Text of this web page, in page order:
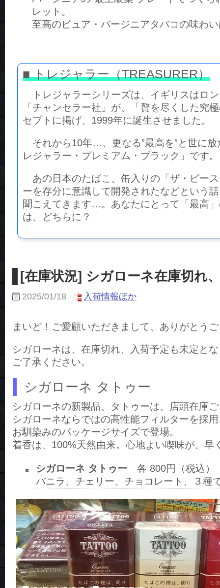
レット。
至高のピュア・バージニアタバコの味わ
■ トレジャラー（TREASURER）
トレジャラーシリーズは、イギリスはロ
「チャンセラー社」が、「贅を尽くした究
セプトに掲げ、1999年に誕生させました。
それから10年…、更なる”最高を”と世に放
レジャラー・プレミアム・ブラック」です。
あの日本のたばこ、缶入りの「ザ・ピー
ーを存分に意識して開発されたなどという
聞こえてきます…。あなたにとって「最高
は、どちらに？
[在庫状況] シガローネ在庫切れ
2025/01/18 入荷情報ほか
まいど！ご愛顧いただきまして、ありがとう
シガローネは、在庫切れ、入荷予定も未定と
ご了承ください。
シガローネ タトゥー
シガローネの新製品、タトゥーは、店頭在庫
シガローネならではの高性能フィルターを採
お馴染みのパッケージサイズで登場。
着香は、100%天然由来。心地よい喫味が、早
シガローネ タトゥー 各 800円（税込）
バニラ、チェリー、チョコレート、３種